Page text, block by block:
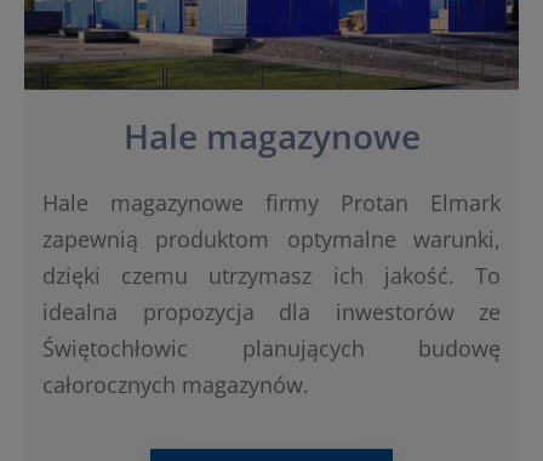
Hale magazynowe
Hale magazynowe firmy Protan Elmark
zapewnią produktom optymalne warunki,
dzięki czemu utrzymasz ich jakość. To
idealna propozycja dla inwestorów ze
Świętochłowic planujących budowę
całorocznych magazynów.